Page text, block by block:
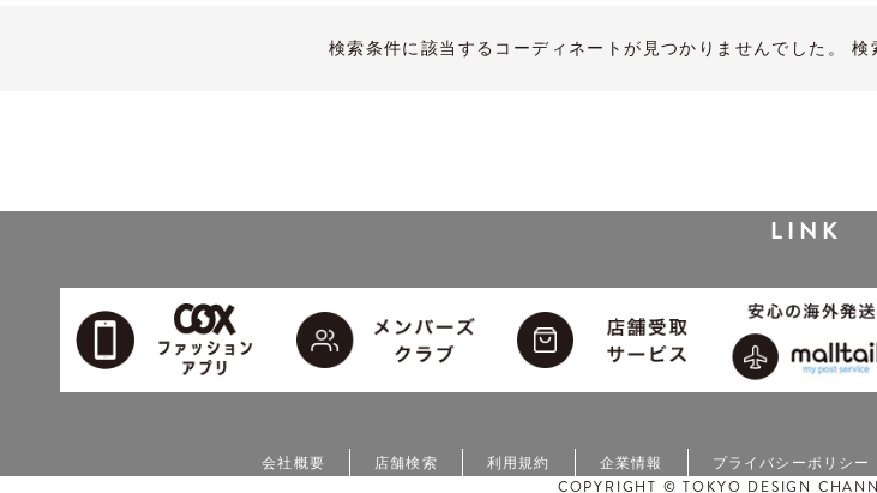
検索条件に該当するコーディネートが見つかりませんでした。 検
LINK
会社概要 店舗検索 利用規約 企業情報 プライバシーポリシー
COPYRIGHT © TOKYO DESIGN